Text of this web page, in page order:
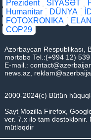
edilməsi barədə"
Fərmanında dəyişiklik
nömrəli Fərmanında
12 may tarixli 1017
Prezident SİYASƏT
Humanitar
DÜNYA
FOTOXRONIKA
COP29
Azərbaycan Respublikası,
mərtəbə Tel.:(+994 12)
E-mail.:
news.az,
2000-2024(c) Bütün
Sayt Mozilla Firefox,
ver. 7.x ilə tam
mütləqdir